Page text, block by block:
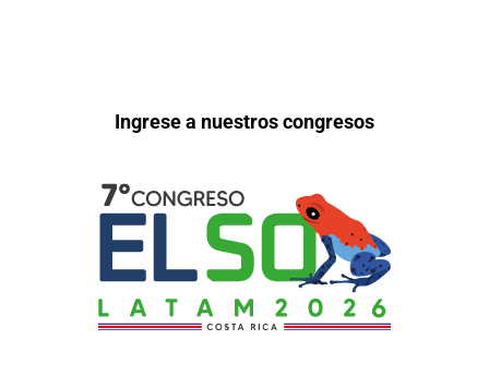
Ingrese a nuestros congresos